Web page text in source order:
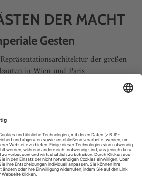
DER MACHT
Gesten
der großen
in Wien und Paris
hat immer Recht»
klassischer Musik nicht viel